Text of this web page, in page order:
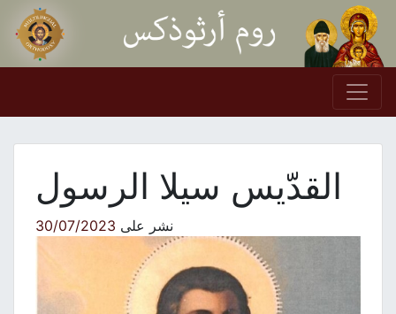
Skip to content
Main Navigation
القدّيس سيلا الرسول
نشر على30/07/2023